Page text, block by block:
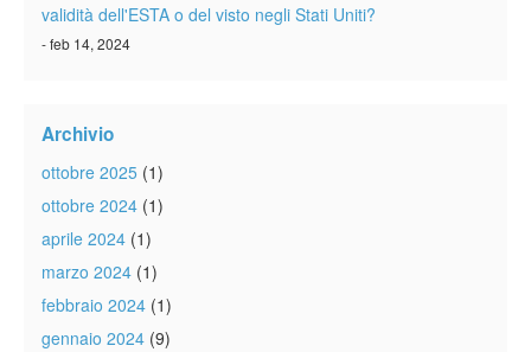
validità dell'ESTA o del visto negli Stati Uniti?
- feb 14, 2024
Archivio
ottobre 2025 (1)
ottobre 2024 (1)
aprile 2024 (1)
marzo 2024 (1)
febbraio 2024 (1)
gennaio 2024 (9)